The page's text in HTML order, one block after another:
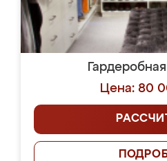
Цена: 80